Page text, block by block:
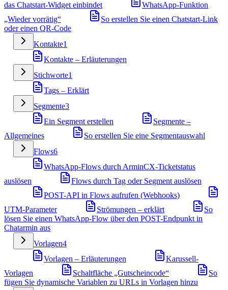
das Chatstart-Widget einbindet
WhatsApp-Funktion
„Wieder vorrätig“
So erstellen Sie einen Chatstart-Link
oder einen QR-Code
Kontakte1
Kontakte – Erläuterungen
Stichworte1
Tags – Erklärt
Segmente3
Ein Segment erstellen
Segmente –
Allgemeines
So erstellen Sie eine Segmentauswahl
Flows6
WhatsApp-Flows durch ArminCX-Ticketstatus
auslösen
Flows durch Tag oder Segment auslösen
POST-API in Flows aufrufen (Webhooks)
UTM-Parameter
Strömungen – erklärt
So
lösen Sie einen WhatsApp-Flow über den POST-Endpunkt in
Chatarmin aus
Vorlagen4
Vorlagen – Erläuterungen
Karussell-
Vorlagen
Schaltfläche „Gutscheincode“
So
fügen Sie dynamische Variablen zu URLs in Vorlagen hinzu